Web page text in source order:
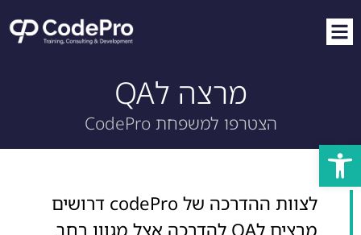
פתח סרגל נגישות
מרצה לQA
הצטרפו למשפחת CodePro
לצוות ההדרכה של codePro דרושים
מרצים לQA להדרכה אצל מגוון רחב